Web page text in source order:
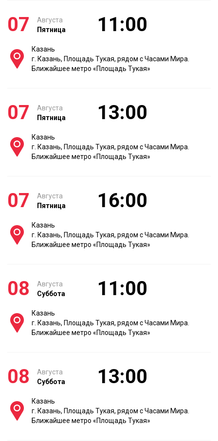
07
Августа
Пятница
11:00
Казань
г. Казань, Площадь Тукая, рядом с Часами Мира.
Ближайшее метро «Площадь Тукая»
07
Августа
Пятница
13:00
Казань
г. Казань, Площадь Тукая, рядом с Часами Мира.
Ближайшее метро «Площадь Тукая»
07
Августа
Пятница
16:00
Казань
г. Казань, Площадь Тукая, рядом с Часами Мира.
Ближайшее метро «Площадь Тукая»
08
Августа
Суббота
11:00
Казань
г. Казань, Площадь Тукая, рядом с Часами Мира.
Ближайшее метро «Площадь Тукая»
08
Августа
Суббота
13:00
Казань
г. Казань, Площадь Тукая, рядом с Часами Мира.
Ближайшее метро «Площадь Тукая»